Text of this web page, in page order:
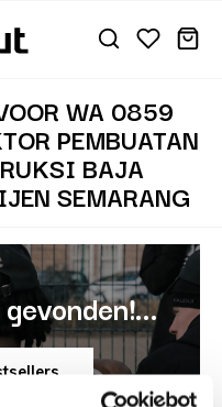
WA 0859
PEMBUATAN
BAJA
SEMARANG